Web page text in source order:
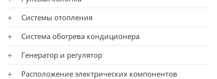
Системы отопления
Система обогрева кондиционера
Генератор и регулятор
Расположение электрических компонентов